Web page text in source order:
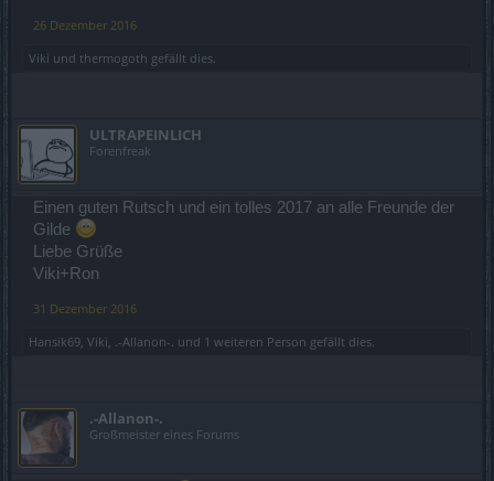
26 Dezember 2016
Viki und thermogoth gefällt dies.
ULTRAPEINLICH
Forenfreak
Einen guten Rutsch und ein tolles 2017 an alle Freunde der
Gilde
Liebe Grüße
Viki+Ron
31 Dezember 2016
Hansik69, Viki, .-Allanon-. und 1 weiteren Person gefällt dies.
.-Allanon-.
Großmeister eines Forums